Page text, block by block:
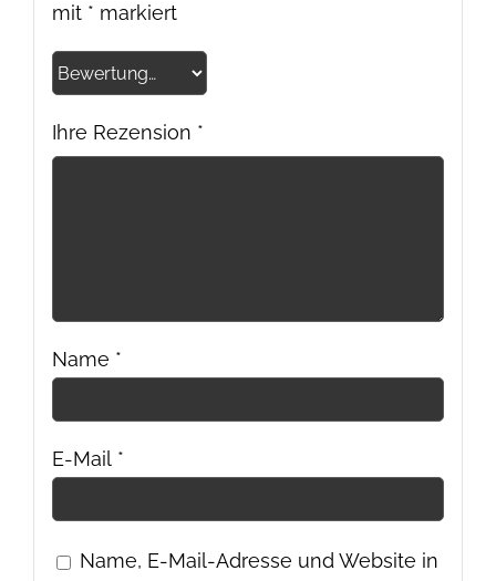
mit * markiert
Ihre Rezension *
Name *
E-Mail *
Name, E-Mail-Adresse und Website in